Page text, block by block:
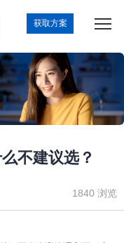
获取方案
不建议选？
1840 浏览